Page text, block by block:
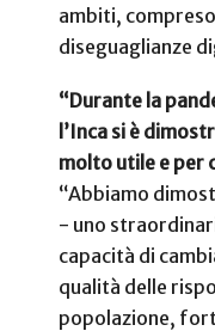
ambiti,
diseguaglianze
“Durante la
l’Inca si è
molto utile e per
“Abbiamo
- uno
capacità di
qualità delle
popolazione,